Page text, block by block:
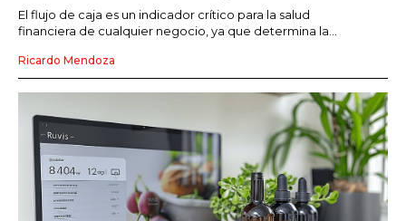
El flujo de caja es un indicador crítico para la salud
financiera de cualquier negocio, ya que determina la...
Ricardo Mendoza